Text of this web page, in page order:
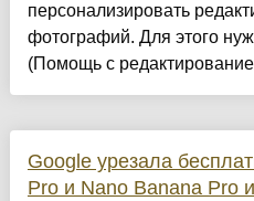
персонализировать
фотографий. Для этого
(Помощь с
Google урезала
Pro и Nano Banana Pro